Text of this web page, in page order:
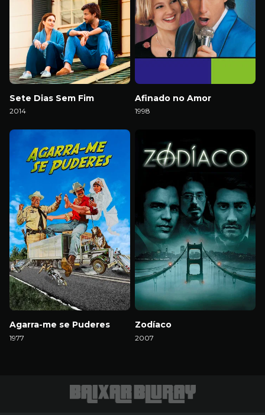
Sete Dias Sem Fim
2014
Afinado no Amor
1998
Agarra-me se Puderes
1977
Zodíaco
2007